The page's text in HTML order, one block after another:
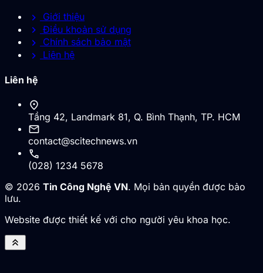
chevron_right Giới thiệu
chevron_right Điều khoản sử dụng
chevron_right Chính sách bảo mật
chevron_right Liên hệ
Liên hệ
location_on
Tầng 42, Landmark 81, Q. Bình Thạnh, TP. HCM
mail
contact@scitechnews.vn
call
(028) 1234 5678
© 2026 Tin Công Nghệ VN. Mọi bản quyền được bảo
lưu.
Website được thiết kế với cho người yêu khoa học.
keyboard_double_arrow_up